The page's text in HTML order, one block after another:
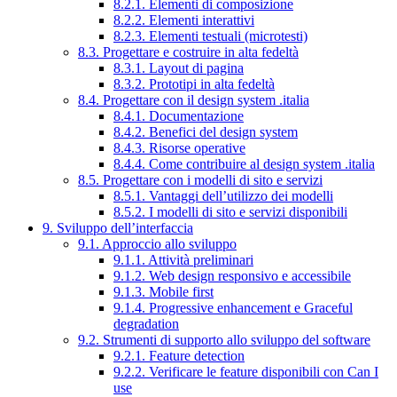
8.2.1. Elementi di composizione
8.2.2. Elementi interattivi
8.2.3. Elementi testuali (microtesti)
8.3. Progettare e costruire in alta fedeltà
8.3.1. Layout di pagina
8.3.2. Prototipi in alta fedeltà
8.4. Progettare con il design system .italia
8.4.1. Documentazione
8.4.2. Benefici del design system
8.4.3. Risorse operative
8.4.4. Come contribuire al design system .italia
8.5. Progettare con i modelli di sito e servizi
8.5.1. Vantaggi dell’utilizzo dei modelli
8.5.2. I modelli di sito e servizi disponibili
9. Sviluppo dell’interfaccia
9.1. Approccio allo sviluppo
9.1.1. Attività preliminari
9.1.2. Web design responsivo e accessibile
9.1.3. Mobile first
9.1.4. Progressive enhancement e Graceful
degradation
9.2. Strumenti di supporto allo sviluppo del software
9.2.1. Feature detection
9.2.2. Verificare le feature disponibili con Can I
use